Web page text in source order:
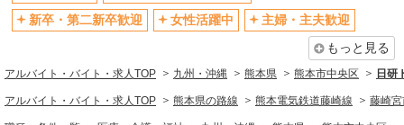
キープ 詳細を見る
株式会社kotrio /●KM-H-2009603
向かう先は、笑顔の待つ場所！デイサービスの
新卒・第二新卒歓迎
女性活躍中
主婦・主夫歓迎
もっと見る
アルバイト・バイト・求人TOP 九州・沖縄 熊本県 熊本市中央区 日研
アルバイト・バイト・求人TOP 熊本県の路線 熊本電気鉄道藤崎線 藤崎